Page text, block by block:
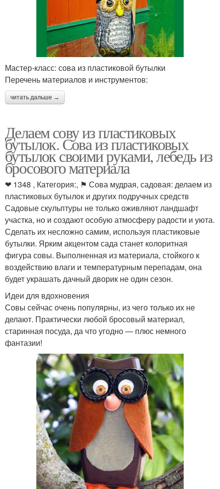
Мастер-класс: сова из пластиковой бутылки
Перечень материалов и инструментов:
читать дальше →
Делаем сову из пластиковых
бутылок. Сова из пластиковых
бутылок своими руками, лебедь из
бросового материала
❤ 1348 , Категория:, ⚑ Сова мудрая, садовая: делаем из
пластиковых бутылок и других подручных средств
Садовые скульптуры не только оживляют ландшафт
участка, но и создают особую атмосферу радости и уюта.
Сделать их несложно самим, используя пластиковые
бутылки. Ярким акцентом сада станет колоритная
фигура совы. Выполненная из материала, стойкого к
воздействию влаги и температурным перепадам, она
будет украшать дачный дворик не один сезон.
Идеи для вдохновения
Совы сейчас очень популярны, из чего только их не
делают. Практически любой бросовый материал,
старинная посуда, да что угодно — плюс немного
фантазии!